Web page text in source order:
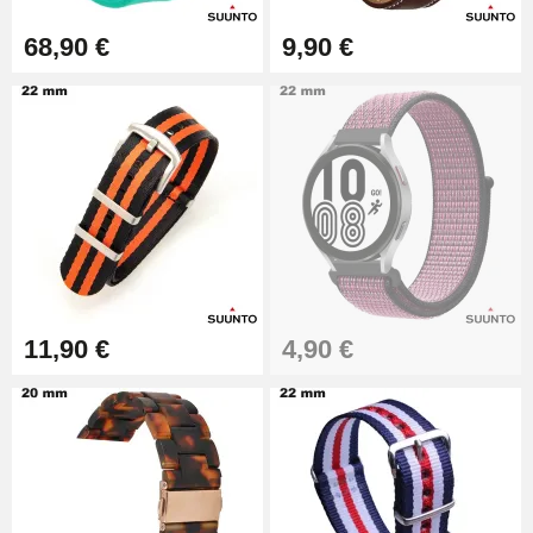
Outil Bracelet Montre pas cher
Kit pour Raccourcir Bracelet
Montre
7,90 €
Kit Réparation Montre Débutant
Pied à Coulisse Numérique
9,90 €
Kit Horlogerie Débutant
68,90 € 9,90 €
11,90 € 4,90 €